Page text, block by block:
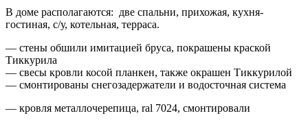
В доме располагаются: две спальни, прихожая, кухня-
гостиная, с/у, котельная, терраса.
— стены обшили имитацией бруса, покрашены краской
Тиккурила
— свесы кровли косой планкен, также окрашен Тиккурилой
— смонтированы снегозадержатели и водосточная система
— кровля металлочерепица, ral 7024, смонтировали